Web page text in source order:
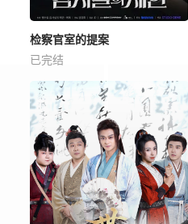
检察官室的提案
已完结